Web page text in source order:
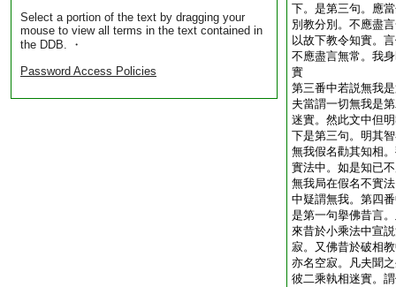
Select a portion of the text by dragging your
mouse to view all terms in the text contained in
the DDB. ・
Password Access Policies
下。是第三句。應
別教分別。不應盡
以故下教令知實。
不應盡言無常。我
實
第三番中若説無我
夫當謂一切無我是
迷實。然此文中但
下是第三句。明其
無我假名勸其知相
實法中。如是知已
無我局在假名不實
中疑謂無我。第四
是第一句擧佛昔言
來昔於小乘法中宣
寂。又佛昔於破相
亦名空寂。凡夫聞
彼二乘執相迷實。